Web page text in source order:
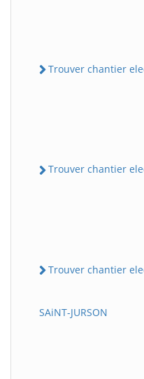
Trouver chantier
Trouver chantier
Trouver chantier
SAiNT-JURSON